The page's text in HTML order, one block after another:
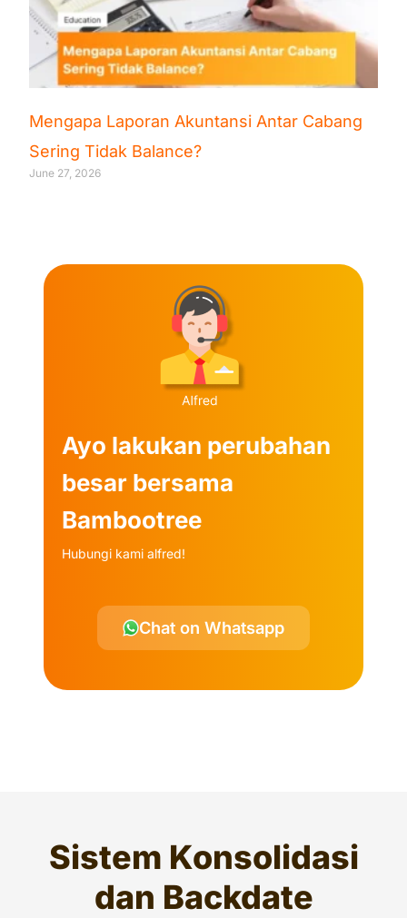
Mengapa Laporan Akuntansi Antar Cabang
Sering Tidak Balance?
June 27, 2026
Ayo lakukan perubahan
besar bersama
Bambootree
Hubungi kami alfred!
Chat on Whatsapp
Sistem Konsolidasi
dan Backdate